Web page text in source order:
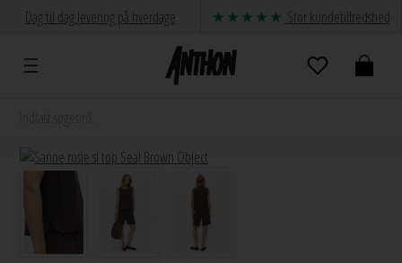
Dag til dag levering på hverdage Stor kundetilfredshed